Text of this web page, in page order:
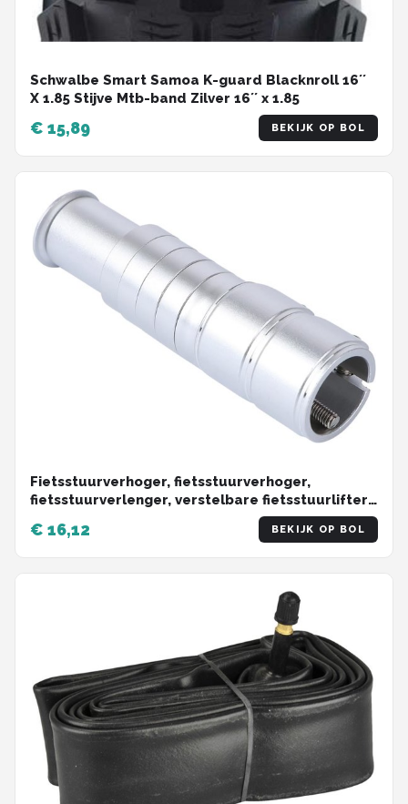
Schwalbe Smart Samoa K-guard Blacknroll 16´´
X 1.85 Stijve Mtb-band Zilver 16´´ x 1.85
€ 15,89 BEKIJK OP BOL
Fietsstuurverhoger, fietsstuurverhoger,
fietsstuurverlenger, verstelbare fietsstuurlifter,
heftrucklifter, verlengstang - zilver
€ 16,12 BEKIJK OP BOL